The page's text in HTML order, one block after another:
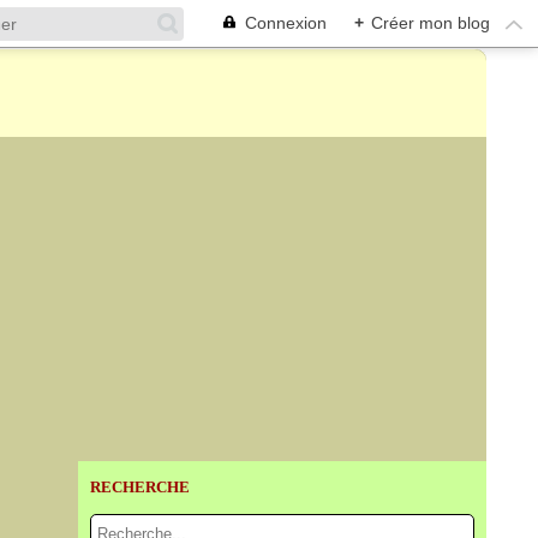
Connexion + Créer mon blog
RECHERCHE